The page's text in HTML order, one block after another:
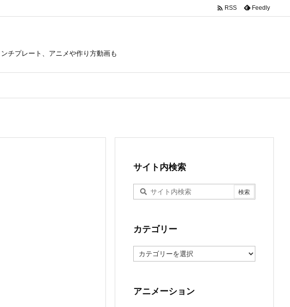
チプレート、アニメや作り方動画も
 RSS Feedly
サイト内検索
カテゴリー
テ
ー
アニメーション